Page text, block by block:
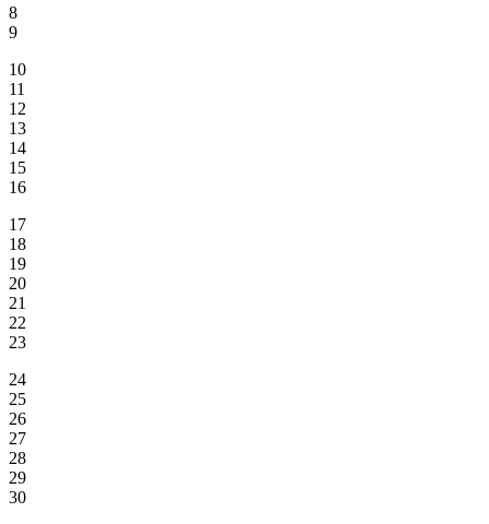
8
9
10
11
12
13
14
15
16
17
18
19
20
21
22
23
24
25
26
27
28
29
30